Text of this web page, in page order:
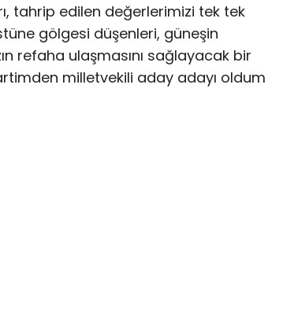
tahrip edilen değerlerimizi tek tek
gölgesi düşenleri, güneşin
refaha ulaşmasını sağlayacak bir
milletvekili aday adayı oldum